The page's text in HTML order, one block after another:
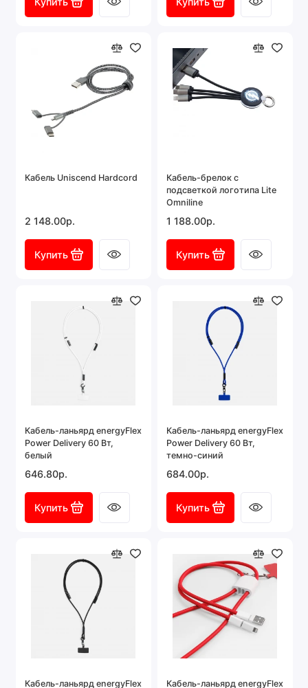
Кабель Uniscend Hardcord
2 148.00р.
Купить
Кабель-брелок с
подсветкой логотипа Lite
Omniline
1 188.00р.
Купить
Кабель-ланьярд energyFlex
Power Delivery 60 Вт,
белый
646.80р.
Купить
Кабель-ланьярд energyFlex
Power Delivery 60 Вт,
темно-синий
684.00р.
Купить
Кабель-ланьярд energyFlex Кабель-ланьярд energyFlex